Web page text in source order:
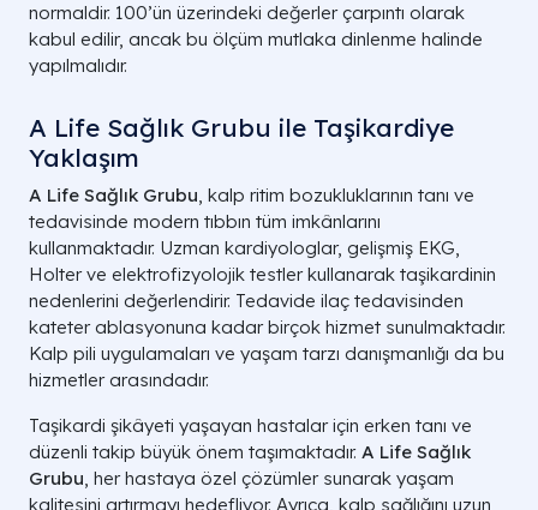
normaldir. 100’ün üzerindeki değerler çarpıntı olarak
kabul edilir, ancak bu ölçüm mutlaka dinlenme halinde
yapılmalıdır.
A Life Sağlık Grubu ile Taşikardiye
Yaklaşım
A Life Sağlık Grubu, kalp ritim bozukluklarının tanı ve
tedavisinde modern tıbbın tüm imkânlarını
kullanmaktadır. Uzman kardiyologlar, gelişmiş EKG,
Holter ve elektrofizyolojik testler kullanarak taşikardinin
nedenlerini değerlendirir. Tedavide ilaç tedavisinden
kateter ablasyonuna kadar birçok hizmet sunulmaktadır.
Kalp pili uygulamaları ve yaşam tarzı danışmanlığı da bu
hizmetler arasındadır.
Taşikardi şikâyeti yaşayan hastalar için erken tanı ve
düzenli takip büyük önem taşımaktadır. A Life Sağlık
Grubu, her hastaya özel çözümler sunarak yaşam
kalitesini artırmayı hedefliyor. Ayrıca, kalp sağlığını uzun